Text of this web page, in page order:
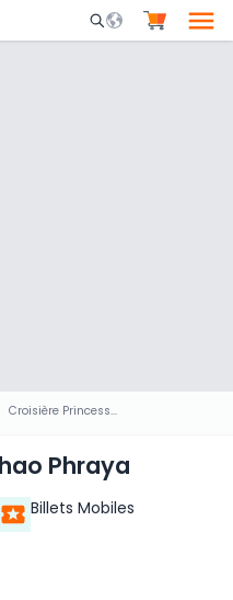
Mobile Search
Croisière Princesse Chao Phraya
Phraya
Billets Mobiles